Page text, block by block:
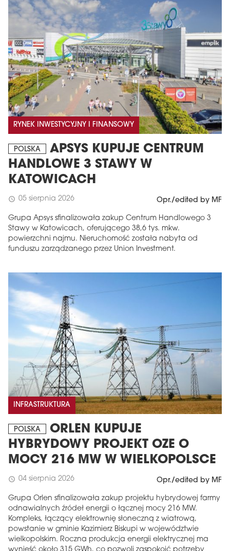
RYNEK INWESTYCYJNY I FINANSOWY
POLSKA
APSYS KUPUJE CENTRUM
HANDLOWE 3 STAWY W
KATOWICACH
schedule 05 sierpnia 2026 Opr./edited by MF
Grupa Apsys sfinalizowała zakup Centrum Handlowego 3
Stawy w Katowicach, oferującego 38,6 tys. mkw.
powierzchni najmu. Nieruchomość została nabyta od
funduszu zarządzanego przez Union Investment.
INFRASTRUKTURA
POLSKA
ORLEN KUPUJE
HYBRYDOWY PROJEKT OZE O
MOCY 216 MW W WIELKOPOLSCE
schedule 04 sierpnia 2026 Opr./edited by MF
Grupa Orlen sfinalizowała zakup projektu hybrydowej farmy
odnawialnych źródeł energii o łącznej mocy 216 MW.
Kompleks, łączący elektrownię słoneczną z wiatrową,
powstanie w gminie Kazimierz Biskupi w województwie
wielkopolskim. Roczna produkcja energii elektrycznej ma